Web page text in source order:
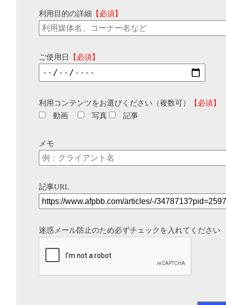
利用目的の詳細 【必須】
ご使用日 【必須】
利用コンテンツをお選びください（複数可）
【必須】
動画
写真 記事
メモ
記事URL
迷惑メール防止のため必ずチェックを入れてください